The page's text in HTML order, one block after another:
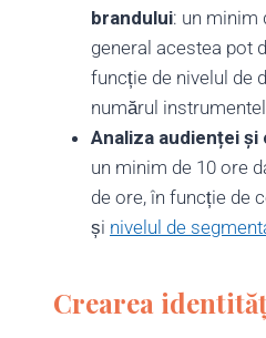
brandului: un minim
general acestea pot
funcție de nivelul de
numărul
Analiza audienței
un minim de 10 ore
de ore, în funcție de
și nivelul de
Crearea